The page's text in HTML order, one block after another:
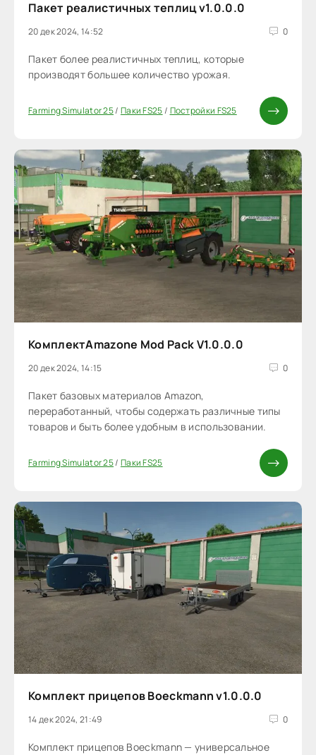
Пакет реалистичных теплиц v1.0.0.0
20 дек 2024, 14:52 0
Пакет более реалистичных теплиц, которые
производят большее количество урожая.
Farming Simulator 25/ Паки FS25/ Постройки FS25
КомплектAmazone Mod Pack V1.0.0.0
20 дек 2024, 14:15 0
Пакет базовых материалов Amazon,
переработанный, чтобы содержать различные типы
товаров и быть более удобным в использовании.
Farming Simulator 25/ Паки FS25
Комплект прицепов Boeckmann v1.0.0.0
14 дек 2024, 21:49 0
Комплект прицепов Boeckmann — универсальное